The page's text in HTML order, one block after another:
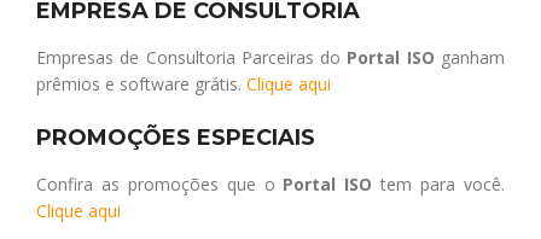
EMPRESA DE CONSULTORIA
Empresas de Consultoria Parceiras do Portal ISO ganham
prêmios e software grátis. Clique aqui
PROMOÇÕES ESPECIAIS
Confira as promoções que o Portal ISO tem para você.
Clique aqui